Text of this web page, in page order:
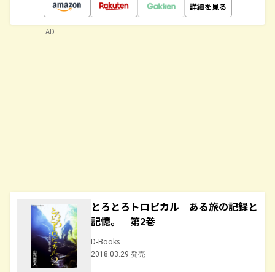
詳細を見る
とろとろトロピカル ある旅の記録と
記憶。 第2巻
D-Books
2018.03.29 発売
AD